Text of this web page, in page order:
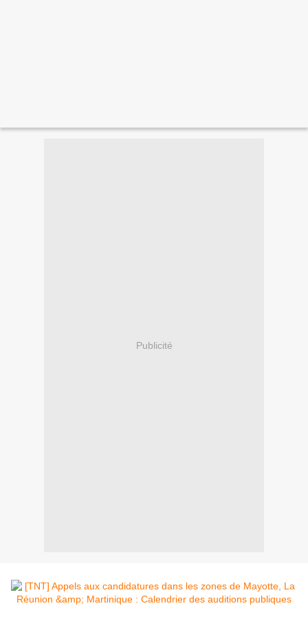
Publicité